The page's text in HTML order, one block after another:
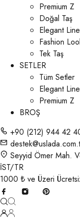
Premium Z
Doğal Taş
Elegant Line
Fashion
Tek Taş
SETLER
Tüm Setler
Elegant Line
Premium Z
BROŞ
+90 (212) 944 42
Seyyid Ömer Mah.
İST/TR
1000 ₺ ve Üzeri